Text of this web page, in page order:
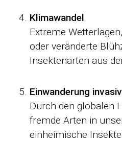
Klimawandel
Extreme
oder veränderte
Insektenarten aus
Einwanderung
Durch den globalen
fremde Arten in
einheimische